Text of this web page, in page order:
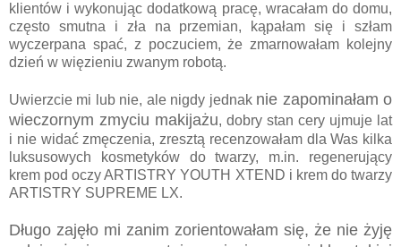
klientów i wykonując dodatkową pracę, wracałam do domu,
często smutna i zła na przemian, kąpałam się i szłam
wyczerpana spać, z poczuciem, że zmarnowałam kolejny
dzień w więzieniu zwanym robotą.
Uwierzcie mi lub nie, ale nigdy jednak nie zapominałam o
wieczornym zmyciu makijażu, dobry stan cery ujmuje lat
i nie widać zmęczenia, zresztą recenzowałam dla Was kilka
luksusowych kosmetyków do twarzy, m.in. regenerujący
krem pod oczy ARTISTRY YOUTH XTEND i krem do twarzy
ARTISTRY SUPREME LX.
Długo zajęło mi zanim zorientowałam się, że nie żyję